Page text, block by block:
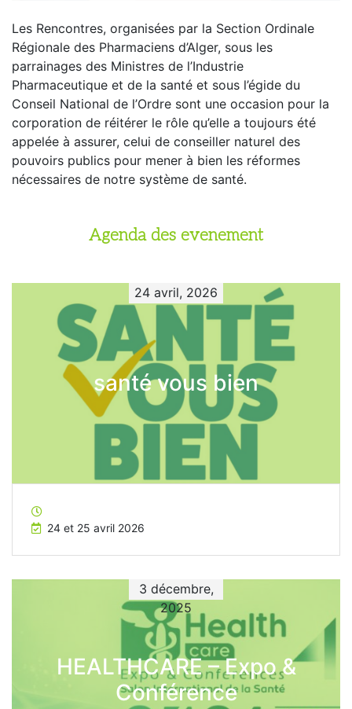
Les Rencontres, organisées par la Section Ordinale
Régionale des Pharmaciens d’Alger, sous les
parrainages des Ministres de l’Industrie
Pharmaceutique et de la santé et sous l’égide du
Conseil National de l’Ordre sont une occasion pour la
corporation de réitérer le rôle qu’elle a toujours été
appelée à assurer, celui de conseiller naturel des
pouvoirs publics pour mener à bien les réformes
nécessaires de notre système de santé.
Agenda des evenement
24 avril, 2026
santé vous bien
24 et 25 avril 2026
3 décembre,
2025
HEALTHCARE – Expo &
Conférence